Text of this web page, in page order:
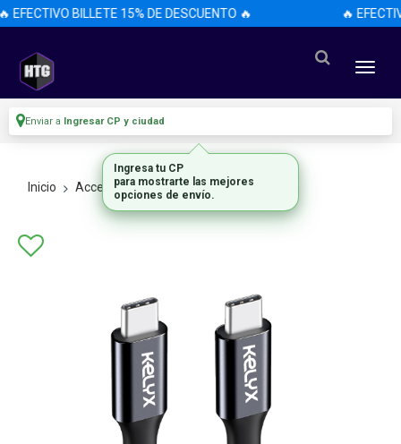
EFECTIVO BILLETE 15% DE DESCUENTO 🔥 🔥
Enviar a Ingresar CP y ciudad
Inicio Accesorios Accesorios
Ingresa tu CP
para mostrarte las mejores
opciones de envío.